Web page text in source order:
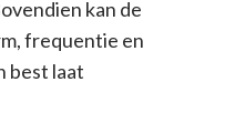
kan de
frequentie en
best laat